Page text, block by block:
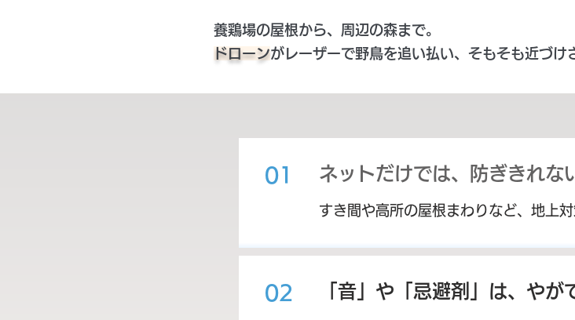
養鶏場の屋根から、周辺の森まで。
ドローンがレーザーで野鳥を追い払い、そもそも近づけ
01 ネットだけでは、防ぎきれな
すき間や高所の屋根まわりなど、地上
02 「音」や「忌避剤」は、 やが